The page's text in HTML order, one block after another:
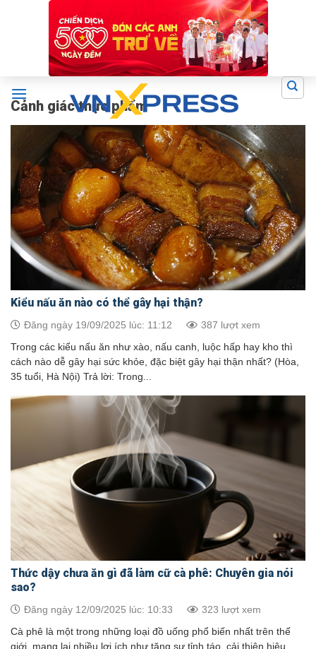
Cảnh giác thực phẩm
Kiểu nấu ăn nào có thể gây hại thận?
Đăng ngày 19/09/2025 lúc: 11:12 387 lượt xem
Trong các kiểu nấu ăn như xào, nấu canh, luộc hấp hay kho thì
cách nào dễ gây hại sức khỏe, đặc biệt gây hại thận nhất? (Hòa,
35 tuổi, Hà Nội) Trả lời: Trong...
Thức dậy chưa ăn gì đã làm cữ cà phê: Chuyên gia nói
sao?
Đăng ngày 12/09/2025 lúc: 10:33 323 lượt xem
Cà phê là một trong những loại đồ uống phổ biến nhất trên thế
giới, mang lại nhiều lợi ích như tăng sự tỉnh táo, cải thiện hiệu